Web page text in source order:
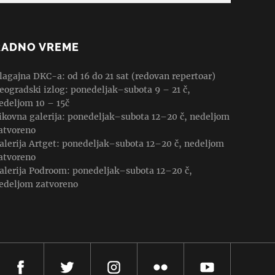
VREME
DKC-a: od 16 do 21 sat (redovan repertoar)
izlog: ponedeljak–subota 9 – 21 č,
10 – 15č
galerija: ponedeljak–subota 12–20 č, nedeljom
Artget: ponedeljak–subota 12–20 č, nedeljom
Podroom: ponedeljak–subota 12–20 č,
zatvoreno